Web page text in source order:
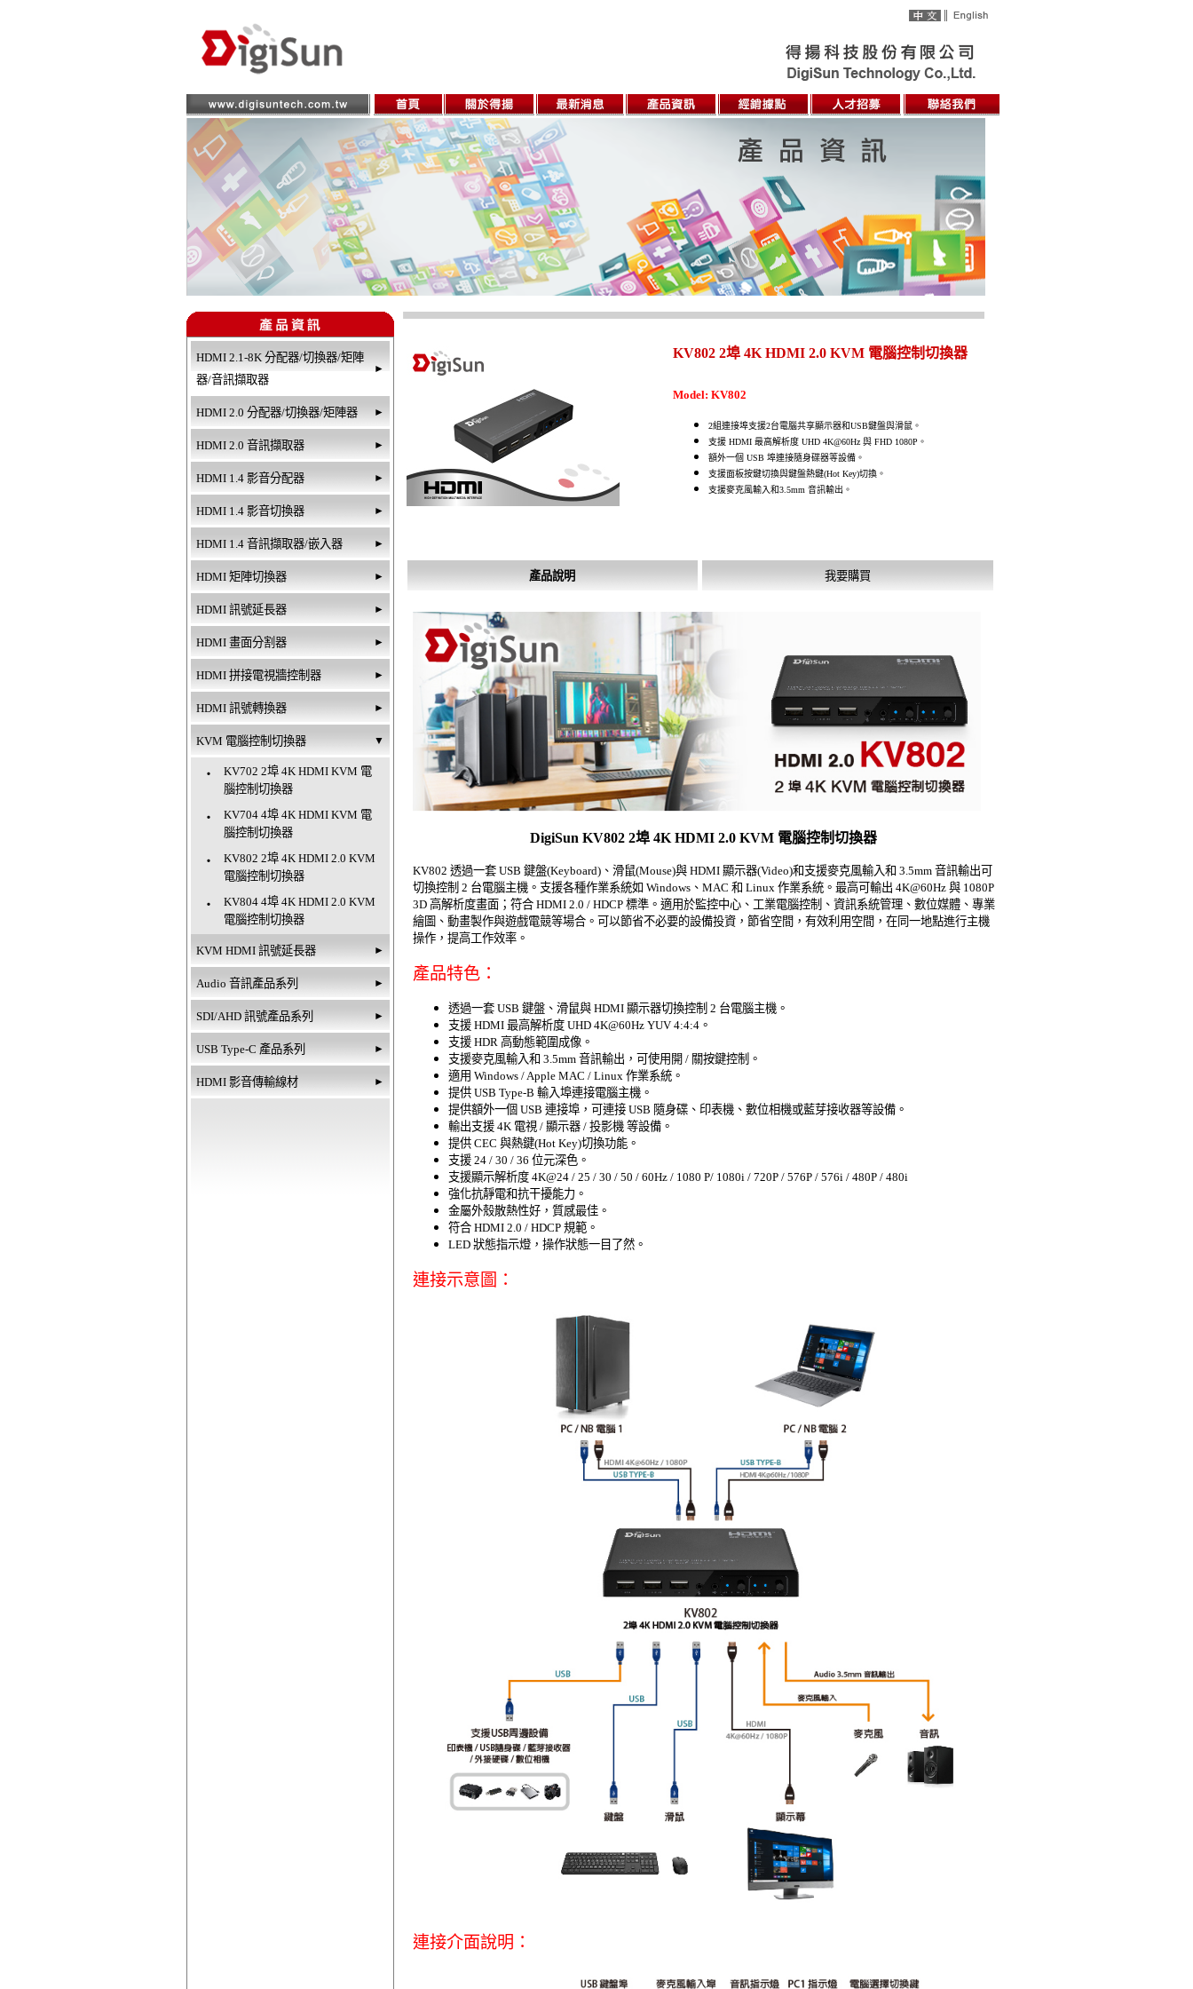
HDMI 2.1-8K 分配器/切換器/矩陣
器/音訊擷取器
►
HDMI 2.0 分配器/切換器/矩陣器 ►
HDMI 2.0 音訊擷取器 ►
HDMI 1.4 影音分配器 ►
HDMI 1.4 影音切換器 ►
HDMI 1.4 音訊擷取器/嵌入器 ►
HDMI 矩陣切換器 ►
HDMI 訊號延長器 ►
HDMI 畫面分割器 ►
HDMI 拼接電視牆控制器 ►
HDMI 訊號轉換器 ►
KVM 電腦控制切換器 ▼
‧
KV702 2埠 4K HDMI KVM 電
腦控制切換器
‧
KV704 4埠 4K HDMI KVM 電
腦控制切換器
‧
KV802 2埠 4K HDMI 2.0 KVM
電腦控制切換器
‧
KV804 4埠 4K HDMI 2.0 KVM
電腦控制切換器
KVM HDMI 訊號延長器 ►
Audio 音訊產品系列 ►
SDI/AHD 訊號產品系列 ►
USB Type-C 產品系列 ►
HDMI 影音傳輸線材 ►
KV802 2埠 4K HDMI 2.0 KVM 電腦控制切換器
Model: KV802
2組連接埠支援2台電腦共享顯示器和USB鍵盤與滑鼠。
支援 HDMI 最高解析度 UHD 4K@60Hz 與 FHD 1080P。
額外一個 USB 埠連接隨身碟器等設備。
支援面板按鍵切換與鍵盤熱鍵(Hot Key)切換。
支援麥克風輸入和3.5mm 音訊輸出。
產品說明 我要購買
DigiSun KV802 2埠 4K HDMI 2.0 KVM 電腦控制切換器
KV802 透過一套 USB 鍵盤(Keyboard)、滑鼠(Mouse)與 HDMI 顯示器(Video)和支援麥克風輸入和 3.5mm 音訊輸出可
切換控制 2 台電腦主機。支援各種作業系統如 Windows、MAC 和 Linux 作業系統。最高可輸出 4K@60Hz 與 1080P
3D 高解析度畫面；符合 HDMI 2.0 / HDCP 標準。適用於監控中心、工業電腦控制、資訊系統管理、數位媒體、專業
繪圖、動畫製作與遊戲電競等場合。可以節省不必要的設備投資，節省空間，有效利用空間，在同一地點進行主機
操作，提高工作效率。
產品特色：
透過一套 USB 鍵盤、滑鼠與 HDMI 顯示器切換控制 2 台電腦主機。
支援 HDMI 最高解析度 UHD 4K@60Hz YUV 4:4:4。
支援 HDR 高動態範圍成像。
支援麥克風輸入和 3.5mm 音訊輸出，可使用開 / 關按鍵控制。
適用 Windows / Apple MAC / Linux 作業系統。
提供 USB Type-B 輸入埠連接電腦主機。
提供額外一個 USB 連接埠，可連接 USB 隨身碟、印表機、數位相機或藍芽接收器等設備。
輸出支援 4K 電視 / 顯示器 / 投影機 等設備。
提供 CEC 與熱鍵(Hot Key)切換功能。
支援 24 / 30 / 36 位元深色。
支援顯示解析度 4K@24 / 25 / 30 / 50 / 60Hz / 1080 P/ 1080i / 720P / 576P / 576i / 480P / 480i
強化抗靜電和抗干擾能力。
金屬外殼散熱性好，質感最佳。
符合 HDMI 2.0 / HDCP 規範。
LED 狀態指示燈，操作狀態一目了然。
連接示意圖：
連接介面說明：